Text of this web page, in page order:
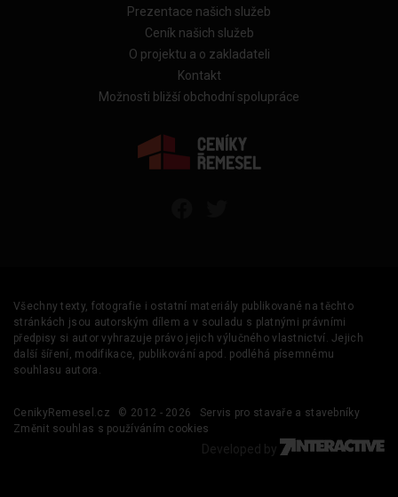
Prezentace našich služeb
Ceník našich služeb
O projektu a o zakladateli
Kontakt
Možnosti bližší obchodní spolupráce
Všechny texty, fotografie i ostatní materiály publikované na těchto
stránkách jsou autorským dílem a v souladu s platnými právními
předpisy si autor vyhrazuje právo jejich výlučného vlastnictví. Jejich
další šíření, modifikace, publikování apod. podléhá písemnému
souhlasu autora.
CenikyRemesel.cz © 2012 - 2026
Servis pro stavaře a stavebníky
Změnit souhlas s používáním cookies
Developed by